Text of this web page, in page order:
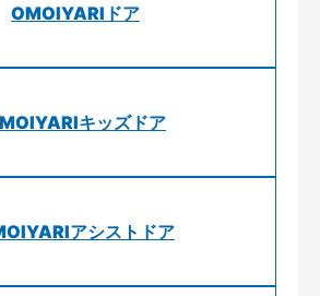
OMOIYARIドア
キッズドア
アシストドア